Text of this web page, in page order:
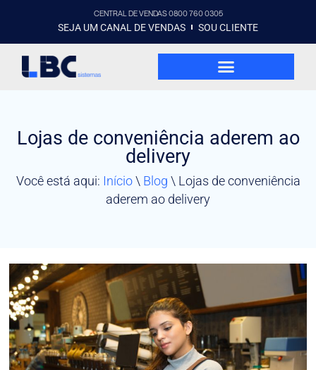
CENTRAL DE VENDAS 0800 760 0305
SEJA UM CANAL DE VENDAS SOU CLIENTE
Lojas de conveniência aderem ao
delivery
Você está aqui: Início\ Blog \ Lojas de conveniência
aderem ao delivery